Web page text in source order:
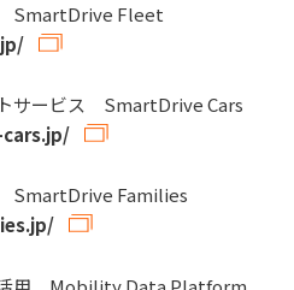
SmartDrive Fleet
サービス SmartDrive Cars
SmartDrive Families